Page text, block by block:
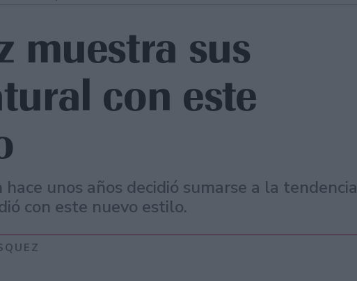
muestra sus
con este
unos años decidió sumarse a la tendencia
con este nuevo estilo.